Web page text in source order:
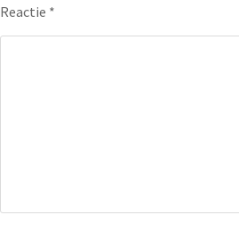
Reactie *